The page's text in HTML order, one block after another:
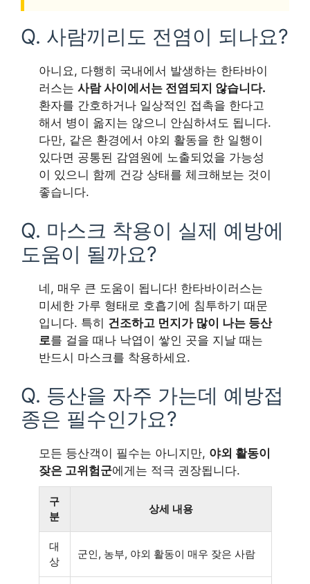
Q. 사람끼리도 전염이 되나요?
아니요, 다행히 국내에서 발생하는 한타바이
러스는 사람 사이에서는 전염되지 않습니다.
환자를 간호하거나 일상적인 접촉을 한다고
해서 병이 옮지는 않으니 안심하셔도 됩니다.
다만, 같은 환경에서 야외 활동을 한 일행이
있다면 공통된 감염원에 노출되었을 가능성
이 있으니 함께 건강 상태를 체크해보는 것이
좋습니다.
Q. 마스크 착용이 실제 예방에
도움이 될까요?
네, 매우 큰 도움이 됩니다! 한타바이러스는
미세한 가루 형태로 호흡기에 침투하기 때문
입니다. 특히 건조하고 먼지가 많이 나는 등산
로를 걸을 때나 낙엽이 쌓인 곳을 지날 때는
반드시 마스크를 착용하세요.
Q. 등산을 자주 가는데 예방접
종은 필수인가요?
모든 등산객이 필수는 아니지만, 야외 활동이
잦은 고위험군에게는 적극 권장됩니다.
구
분
상세 내용
대
상
군인, 농부, 야외 활동이 매우 잦은 사람